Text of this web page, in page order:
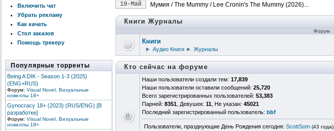
Включить чат
Убрать рекламу
Как качать
Стол заказов
Помощь трекеру
Популярные торренты
Being A DIK - Season 1-3 (2025)
(ENG+RUS)
Форум: Visual Novel, Визуальные
новеллы 18+
Gynocracy 18+ (2023) (RUS/ENG) [В
разработке]
Форум: Visual Novel, Визуальные
новеллы 18+
19-Май
Мумия / The Mummy / Lee Cronin's The Mummy (2026)...
Книги Журналы
Форум
Книги
► Аудио Книги ► Журналы
Кто сейчас на форуме
Наши пользователи создали тем: 17,839
Наши пользователи оставили сообщений: 25,720
Всего зарегистрированных пользователей: 53,383
Парней: 8351 , Девушек: 11 , Не указан: 45021
Последний зарегистрированный пользователь: bbf
Пользователи, празднующие День Рождения сегодня: ScottSom (43 года)